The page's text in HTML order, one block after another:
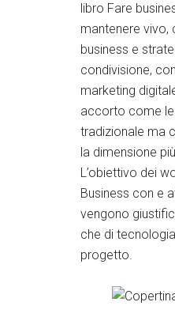
libro Fare
mantenere vivo,
business e
condivisione,
marketing
accorto come le
tradizionale ma
la dimensione
L’obiettivo dei
Business con e
vengono
che di
progetto.